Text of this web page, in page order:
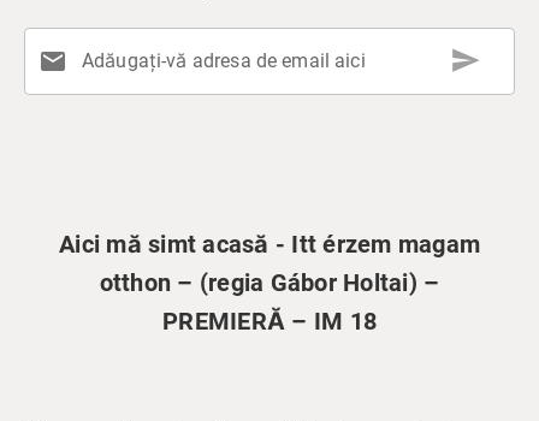
mail Adăugați-vă adresa de email aici send
Aici mă simt acasă - Itt érzem magam
otthon – (regia Gábor Holtai) –
PREMIERĂ – IM 18